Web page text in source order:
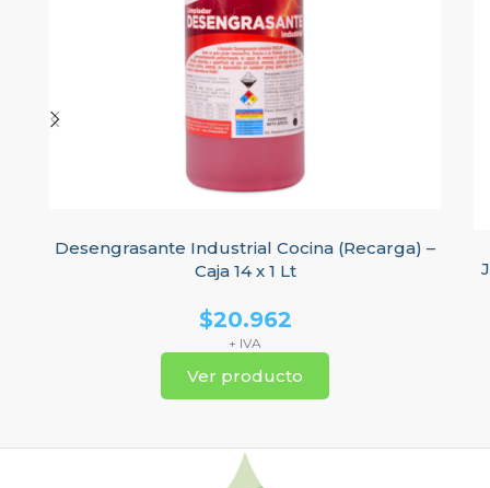
Desengrasante Industrial Cocina (Recarga) –
Caja 14 x 1 Lt
$20.962
+ IVA
Ver producto